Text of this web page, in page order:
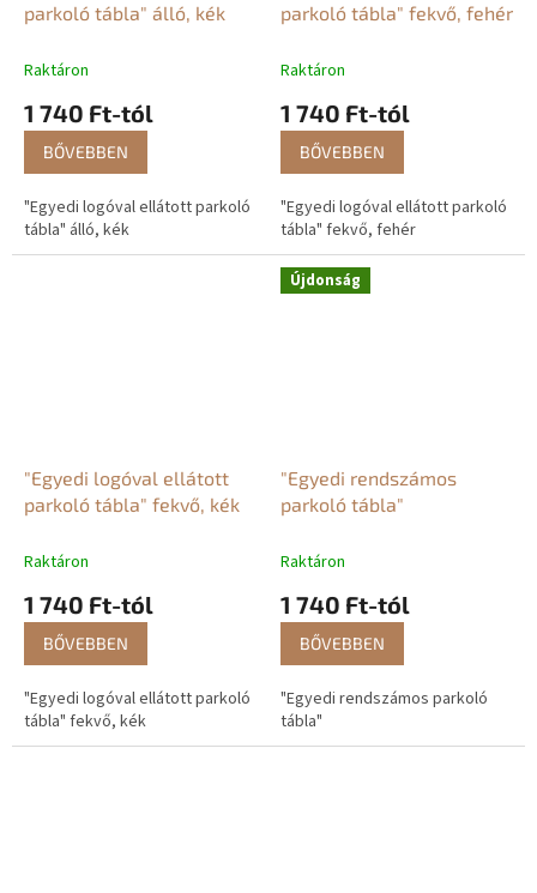
parkoló tábla" álló, kék
Raktáron
1 740 Ft-tól
BŐVEBBEN
"Egyedi logóval ellátott parkoló
tábla" álló, kék
parkoló tábla" fekvő, fehér
Raktáron
1 740 Ft-tól
BŐVEBBEN
"Egyedi logóval ellátott parkoló
tábla" fekvő, fehér
"Egyedi logóval ellátott
parkoló tábla" fekvő, kék
Raktáron
1 740 Ft-tól
BŐVEBBEN
"Egyedi logóval ellátott parkoló
tábla" fekvő, kék
Újdonság
"Egyedi rendszámos
parkoló tábla"
Raktáron
1 740 Ft-tól
BŐVEBBEN
"Egyedi rendszámos parkoló
tábla"